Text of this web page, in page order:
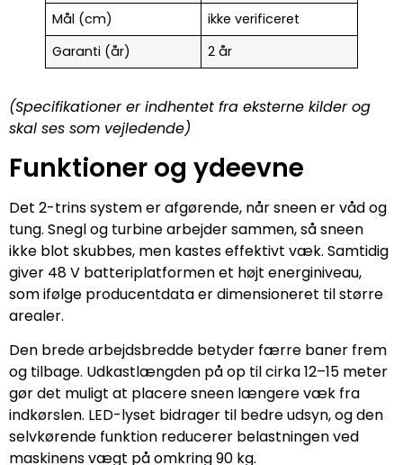
Mål (cm)
ikke verificeret
Garanti (år)
2 år
(Specifikationer er indhentet fra eksterne kilder og
skal ses som vejledende)
Funktioner og ydeevne
Det 2-trins system er afgørende, når sneen er våd og
tung. Snegl og turbine arbejder sammen, så sneen
ikke blot skubbes, men kastes effektivt væk. Samtidig
giver 48 V batteriplatformen et højt energiniveau,
som ifølge producentdata er dimensioneret til større
arealer.
Den brede arbejdsbredde betyder færre baner frem
og tilbage. Udkastlængden på op til cirka 12–15 meter
gør det muligt at placere sneen længere væk fra
indkørslen. LED-lyset bidrager til bedre udsyn, og den
selvkørende funktion reducerer belastningen ved
maskinens vægt på omkring 90 kg.